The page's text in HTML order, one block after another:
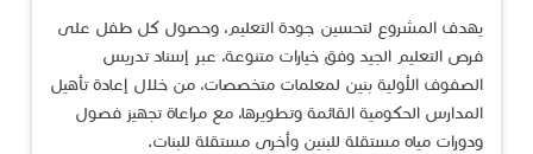
يهدف المشروع لتحسين جودة التعليم، وحصول كل طفل على
فرص التعليم الجيد وفق خيارات متنوعة، عبر إسناد تدريس
الصفوف الأولية بنين لمعلمات متخصصات، من خلال إعادة تأهيل
المدارس الحكومية القائمة وتطويرها، مع مراعاة تجهيز فصول
ودورات مياه مستقلة للبنين وأخرى مستقلة للبنات.